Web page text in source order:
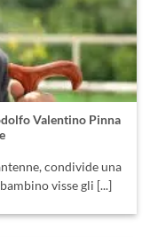
Valentino Pinna
condivide una
visse gli [...]